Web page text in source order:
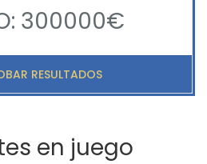
300000€
RESULTADOS
en juego